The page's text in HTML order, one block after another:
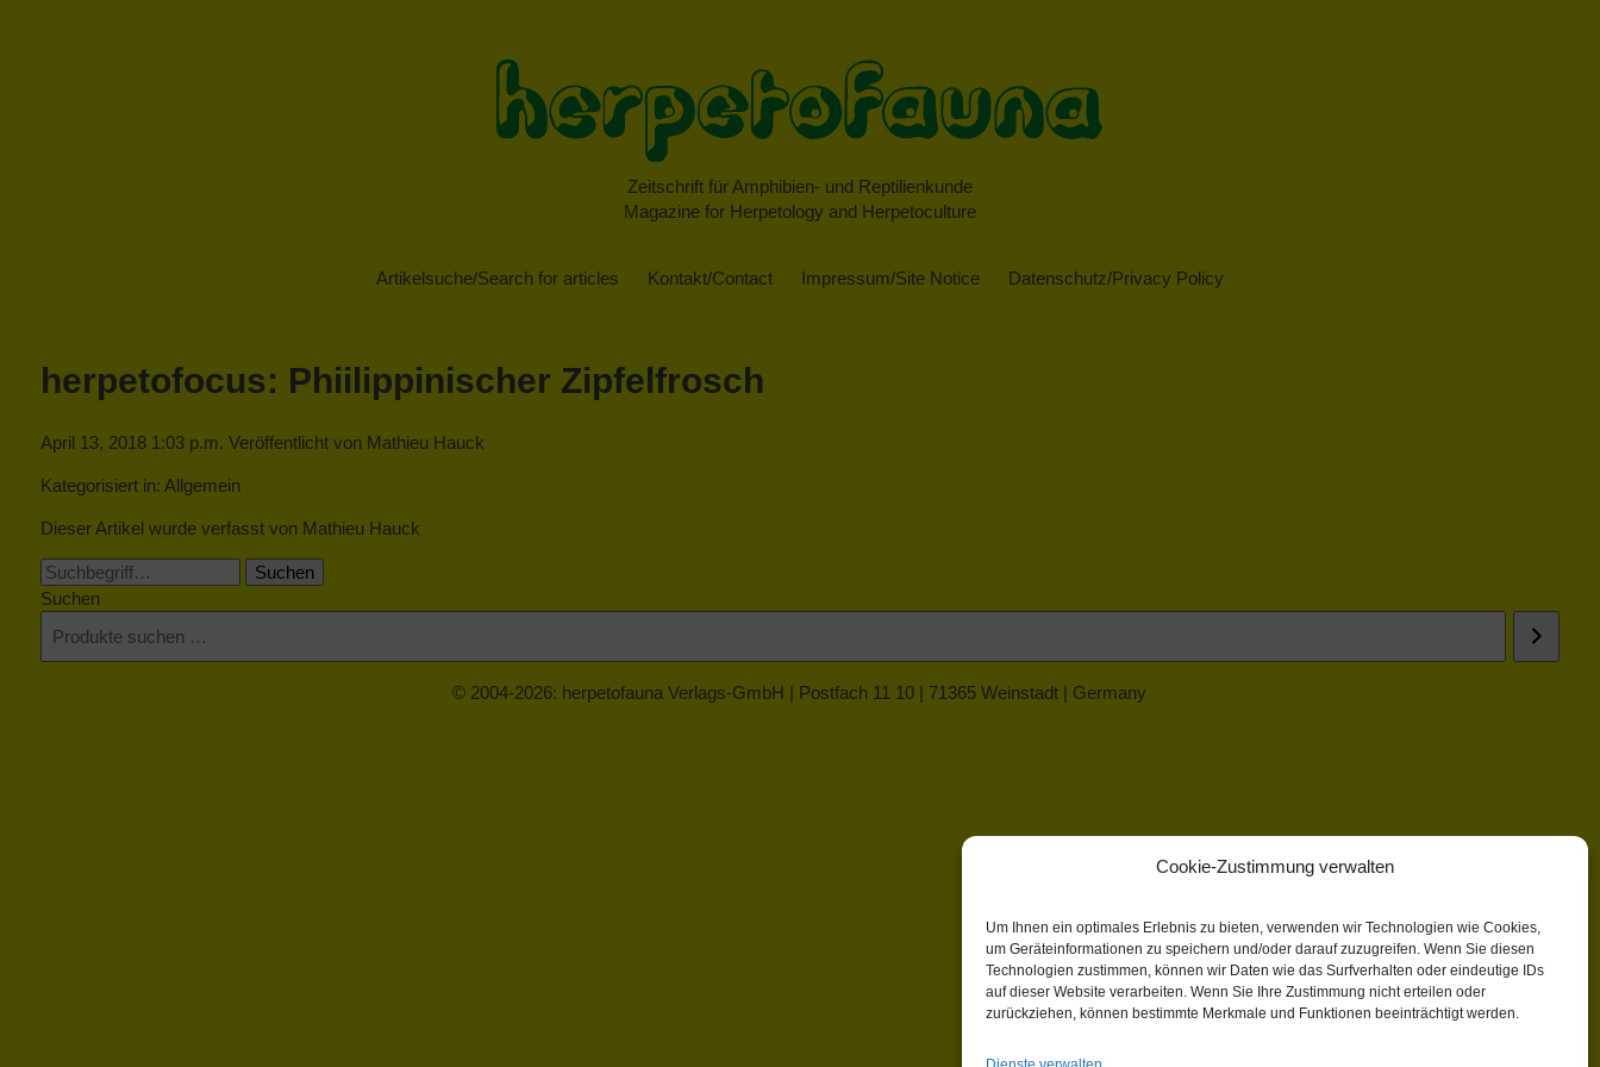
Cookie-Zustimmung verwalten
Um Ihnen ein optimales Erlebnis zu bieten, verwenden wir Technologien wie Cookies,
um Geräteinformationen zu speichern und/oder darauf zuzugreifen. Wenn Sie diesen
Technologien zustimmen, können wir Daten wie das Surfverhalten oder eindeutige IDs
auf dieser Website verarbeiten. Wenn Sie Ihre Zustimmung nicht erteilen oder
zurückziehen, können bestimmte Merkmale und Funktionen beeinträchtigt werden.
Zeitschrift für Amphibien- und Reptilienkunde
Magazine for Herpetology and Herpetoculture
Artikelsuche/Search for articles Kontakt/Contact Impressum/Site Notice Datenschutz/Privacy Policy
herpetofocus: Phiilippinischer Zipfelfrosch
April 13, 2018 1:03 p.m. Veröffentlicht von Mathieu Hauck
Kategorisiert in: Allgemein
Dieser Artikel wurde verfasst von Mathieu Hauck
Suchen
Suchen
© 2004-2026: herpetofauna Verlags-GmbH | Postfach 11 10 | 71365 Weinstadt | Germany